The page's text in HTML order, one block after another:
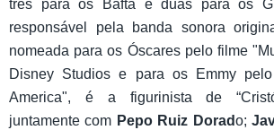
três para os Bafta e duas para os
responsável pela banda sonora
nomeada para os Óscares pelo filme
Disney Studios e para os Emmy
America", é a figurinista de
juntamente com Pepo Ruiz Dorado;